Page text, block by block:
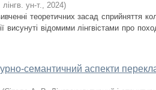
ун-т., 2024)
теоретичних засад сприйняття
висунуті відомими лінгвістами про
семантичний аспекти